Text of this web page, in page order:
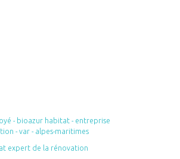
- bioazur habitat - entreprise
- var - alpes-maritimes
expert de la rénovation